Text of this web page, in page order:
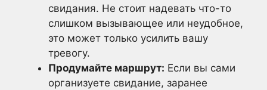
свидания. Не стоит надевать что-то
слишком вызывающее или неудобное,
это может только усилить вашу
тревогу.
Продумайте маршрут: Если вы сами
организуете свидание, заранее